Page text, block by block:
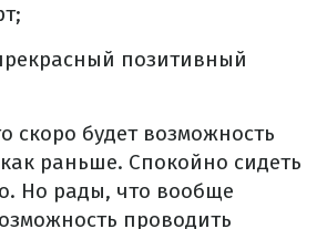
позитивный
скоро будет возможность
раньше. Спокойно сидеть
Но рады, что вообще
проводить